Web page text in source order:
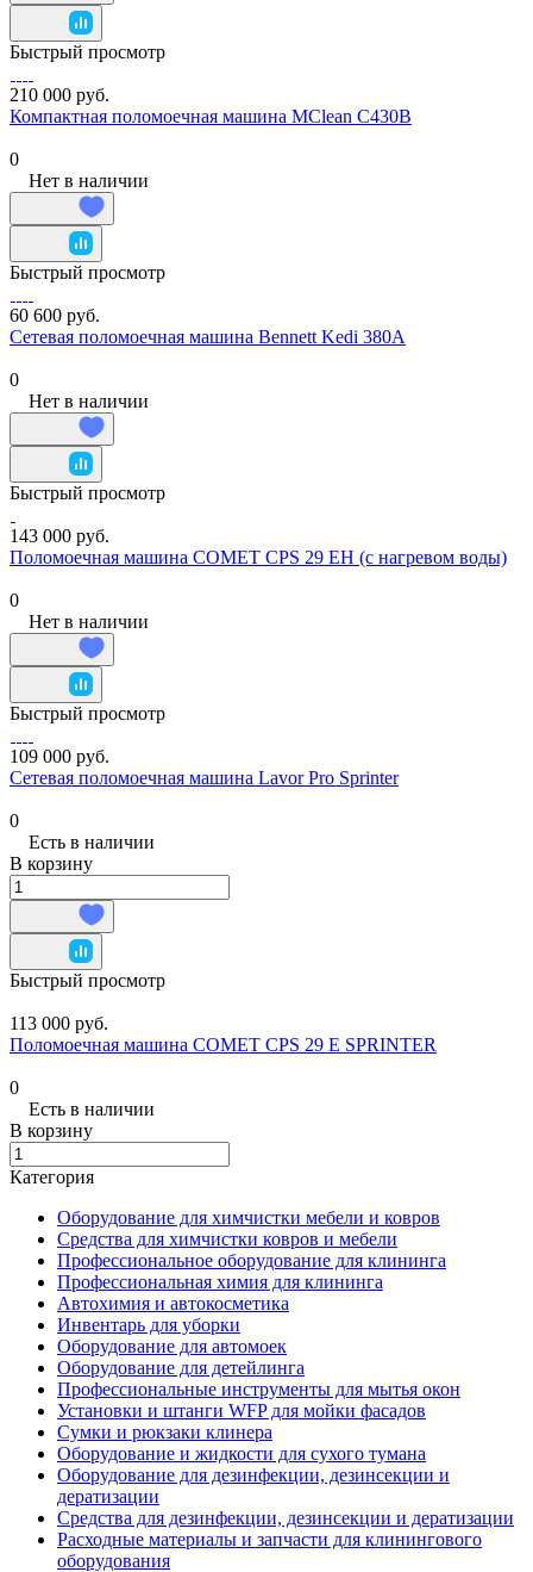
Быстрый просмотр
210 000 руб.
Компактная поломоечная машина MClean C430B
0
Нет в наличии
Быстрый просмотр
60 600 руб.
Сетевая поломоечная машина Bennett Kedi 380A
0
Нет в наличии
Быстрый просмотр
143 000 руб.
Поломоечная машина COMET CPS 29 EH (с нагревом воды)
0
Нет в наличии
Быстрый просмотр
109 000 руб.
Сетевая поломоечная машина Lavor Pro Sprinter
0
Есть в наличии
В корзину
Быстрый просмотр
113 000 руб.
Поломоечная машина COMET CPS 29 E SPRINTER
0
Есть в наличии
В корзину
Категория
Оборудование для химчистки мебели и ковров
Средства для химчистки ковров и мебели
Профессиональное оборудование для клининга
Профессиональная химия для клининга
Автохимия и автокосметика
Инвентарь для уборки
Оборудование для автомоек
Оборудование для детейлинга
Профессиональные инструменты для мытья окон
Установки и штанги WFP для мойки фасадов
Сумки и рюкзаки клинера
Оборудование и жидкости для сухого тумана
Оборудование для дезинфекции, дезинсекции и
дератизации
Средства для дезинфекции, дезинсекции и дератизации
Расходные материалы и запчасти для клинингового
оборудования